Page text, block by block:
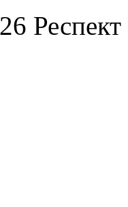
Респект